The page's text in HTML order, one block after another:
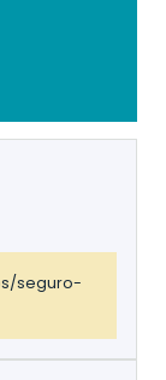
seguro-